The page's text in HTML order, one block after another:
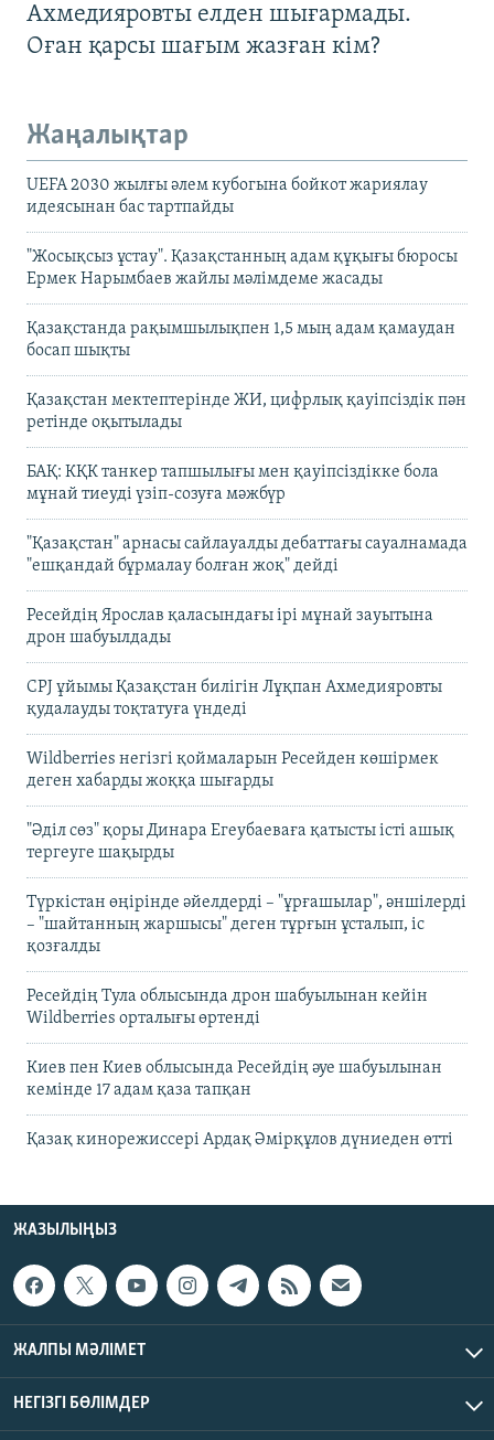
Ахмедияровты елден шығармады.
Оған қарсы шағым жазған кім?
Жаңалықтар
UEFA 2030 жылғы әлем кубогына бойкот жариялау
идеясынан бас тартпайды
"Жосықсыз ұстау". Қазақстанның адам құқығы бюросы
Ермек Нарымбаев жайлы мәлімдеме жасады
Қазақстанда рақымшылықпен 1,5 мың адам қамаудан
босап шықты
Қазақстан мектептерінде ЖИ, цифрлық қауіпсіздік пән
ретінде оқытылады
БАҚ: КҚК танкер тапшылығы мен қауіпсіздікке бола
мұнай тиеуді үзіп-созуға мәжбүр
"Қазақстан" арнасы сайлауалды дебаттағы сауалнамада
"ешқандай бұрмалау болған жоқ" дейді
Ресейдің Ярослав қаласындағы ірі мұнай зауытына
дрон шабуылдады
CPJ ұйымы Қазақстан билігін Лұқпан Ахмедияровты
қудалауды тоқтатуға үндеді
Wildberries негізгі қоймаларын Ресейден көшірмек
деген хабарды жоққа шығарды
"Әділ сөз" қоры Динара Егеубаеваға қатысты істі ашық
тергеуге шақырды
Түркістан өңірінде әйелдерді – "ұрғашылар", әншілерді
– "шайтанның жаршысы" деген тұрғын ұсталып, іс
қозғалды
Ресейдің Тула облысында дрон шабуылынан кейін
Wildberries орталығы өртенді
Киев пен Киев облысында Ресейдің әуе шабуылынан
кемінде 17 адам қаза тапқан
Қазақ кинорежиссері Ардақ Әмірқұлов дүниеден өтті
ЖАЗЫЛЫҢЫЗ
ЖАЛПЫ МӘЛІМЕТ
НЕГІЗГІ БӨЛІМДЕР